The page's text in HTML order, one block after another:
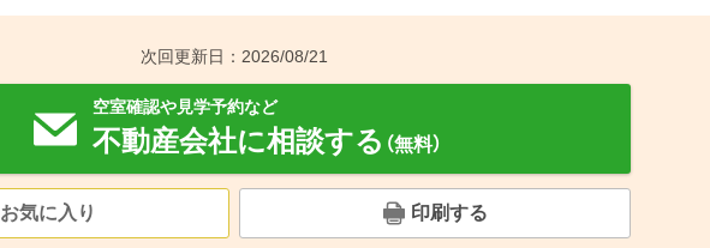
次回更新日：2026/08/21
空室確認や見学予約など
不動産会社に相談する （無料）
お気に入り 印刷する